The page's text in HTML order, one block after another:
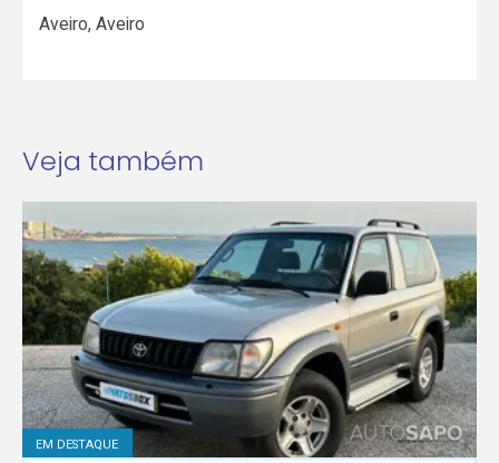
Aveiro,Aveiro
Veja também
EM DESTAQUE